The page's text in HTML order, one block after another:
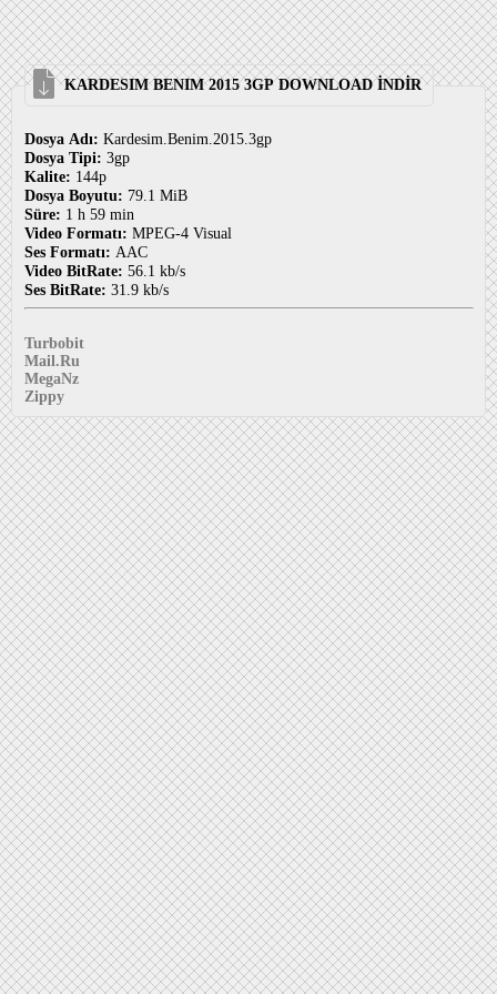
KARDESIM BENIM 2015 3GP DOWNLOAD İNDİR
Dosya Adı: Kardesim.Benim.2015.3gp
Dosya Tipi: 3gp
Kalite: 144p
Dosya Boyutu: 79.1 MiB
Süre: 1 h 59 min
Video Formatı: MPEG-4 Visual
Ses Formatı: AAC
Video BitRate: 56.1 kb/s
Ses BitRate: 31.9 kb/s
Turbobit
Mail.Ru
MegaNz
Zippy